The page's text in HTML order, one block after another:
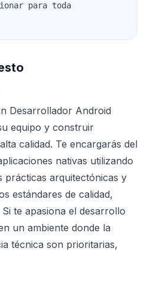
para toda
Desarrollador Android
equipo y construir
calidad. Te encargarás del
nativas utilizando
prácticas arquitectónicas y
estándares de calidad,
te apasiona el desarrollo
un ambiente donde la
técnica son prioritarias,